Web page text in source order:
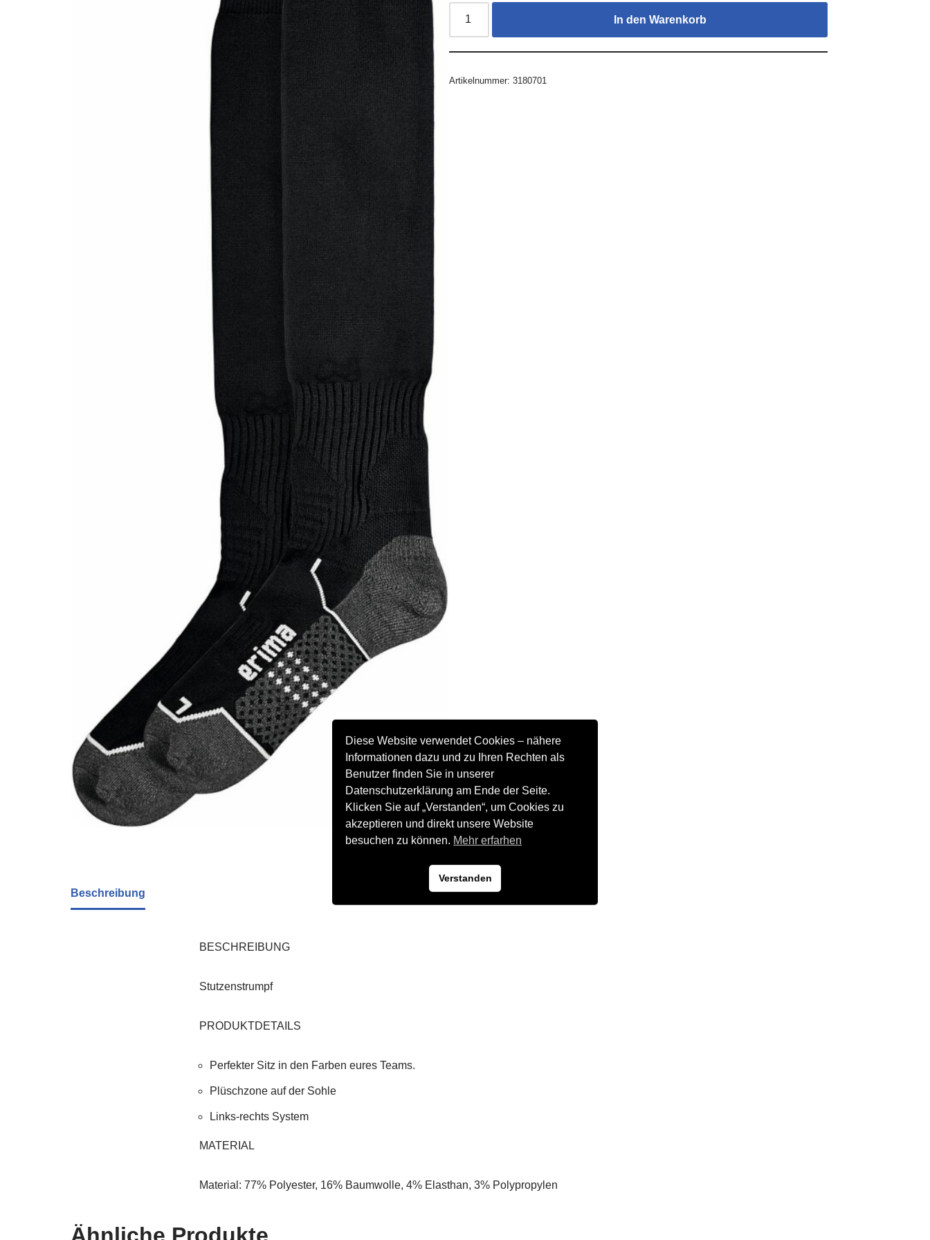
In den Warenkorb
Artikelnummer:3180701
Beschreibung
BESCHREIBUNG
Stutzenstrumpf
PRODUKTDETAILS
Perfekter Sitz in den Farben eures Teams.
Plüschzone auf der Sohle
Links-rechts System
MATERIAL
Material: 77% Polyester, 16% Baumwolle, 4% Elasthan, 3% Polypropylen
Diese Website verwendet Cookies – nähere
Informationen dazu und zu Ihren Rechten als
Benutzer finden Sie in unserer
Datenschutzerklärung am Ende der Seite.
Klicken Sie auf „Verstanden“, um Cookies zu
akzeptieren und direkt unsere Website
besuchen zu können. Mehr erfarhen
Verstanden